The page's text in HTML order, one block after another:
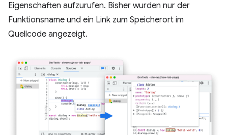
Eigenschaften aufzurufen. Bisher wurden nur der
Funktionsname und ein Link zum Speicherort im
Quellcode angezeigt.